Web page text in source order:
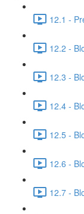
12.1 -
12.2 -
12.3 -
12.4 -
12.5 -
12.6 -
12.7 -